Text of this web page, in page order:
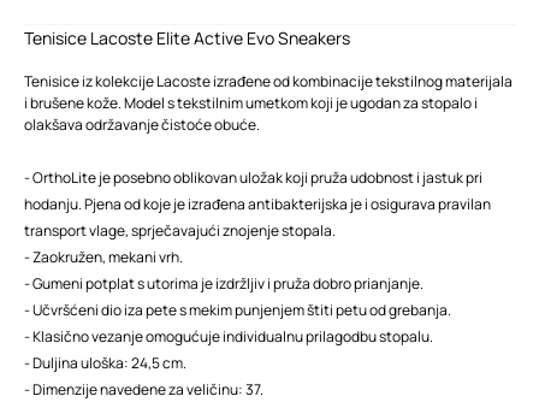
Tenisice Lacoste Elite Active Evo Sneakers
Tenisice iz kolekcije Lacoste izrađene od kombinacije tekstilnog materijala
i brušene kože. Model s tekstilnim umetkom koji je ugodan za stopalo i
olakšava održavanje čistoće obuće.
- OrthoLite je posebno oblikovan uložak koji pruža udobnost i jastuk pri
hodanju. Pjena od koje je izrađena antibakterijska je i osigurava pravilan
transport vlage, sprječavajući znojenje stopala.
- Zaokružen, mekani vrh.
- Gumeni potplat s utorima je izdržljiv i pruža dobro prianjanje.
- Učvršćeni dio iza pete s mekim punjenjem štiti petu od grebanja.
- Klasično vezanje omogućuje individualnu prilagodbu stopalu.
- Duljina uloška: 24,5 cm.
- Dimenzije navedene za veličinu: 37.